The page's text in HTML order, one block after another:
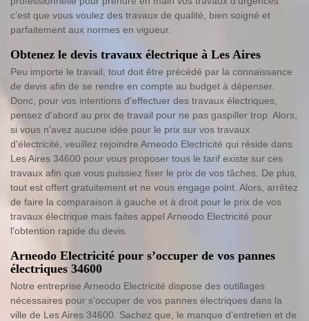
c’est que vous voulez des travaux de qualité, bien soigné et
parfaitement aux normes en vigueur.
Obtenez le devis travaux électrique à Les Aires
Peu importe le travail, tout doit être précédé par la connaissance
de devis afin de se rendre en compte au budget à dépenser.
Donc, pour vos intentions d'effectuer des travaux électriques,
pensez d'abord au prix de travail pour ne pas gaspiller trop. Alors,
si vous n'avez aucune idée pour le prix sur vos travaux
d'électricité, veuillez rejoindre Arneodo Electricité qui réside dans
Les Aires 34600 pour vous proposer tous le tarif existe sur ces
travaux afin que vous puissiez fixer le prix de vos tâches. De plus,
tout est offert gratuitement et ne vous engage point. Alors, arrêtez
de faire la comparaison à gauche et à droit pour le prix de vos
travaux électrique mais faites appel Arneodo Electricité pour
l'obtention rapide du devis.
Arneodo Electricité pour s’occuper de vos pannes
électriques 34600
Notre entreprise Arneodo Electricité dispose des outillages
nécessaires pour s’occuper de vos pannes électriques dans la
ville de Les Aires 34600. Sachez que, le manque d’entretien et de